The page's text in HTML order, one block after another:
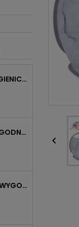
PODKŁADY HIGIENICZNE DLA ZWIERZĄT L (60X60) 100SZT
BRĄZOWE WYGODNE PLUSZOWE LEGOWISKO SHAGGY 80 CM ANTYPOŚLIZGOWY DÓŁ
JASNOSZARE WYGODNE PLUSZOWE LEGOWISKO SHAGGY 60 CM ANTYPOŚLIZGOWY DÓŁ
